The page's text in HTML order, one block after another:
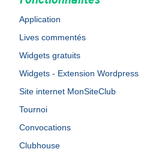
Application
Lives commentés
Widgets gratuits
Widgets - Extension Wordpress
Site internet MonSiteClub
Tournoi
Convocations
Clubhouse